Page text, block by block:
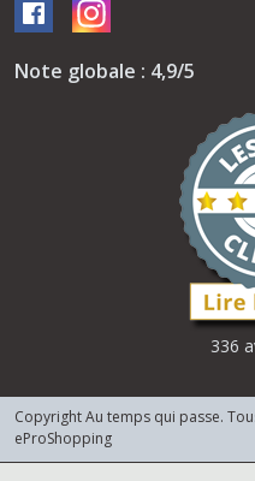
Note globale : 4,9/5
336
Copyright Au temps qui passe.
eProShopping